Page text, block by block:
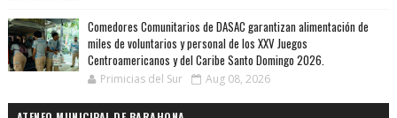
Comedores Comunitarios de DASAC garantizan alimentación de
miles de voluntarios y personal de los XXV Juegos
Centroamericanos y del Caribe Santo Domingo 2026.
Primicias del Sur Aug 08, 2026